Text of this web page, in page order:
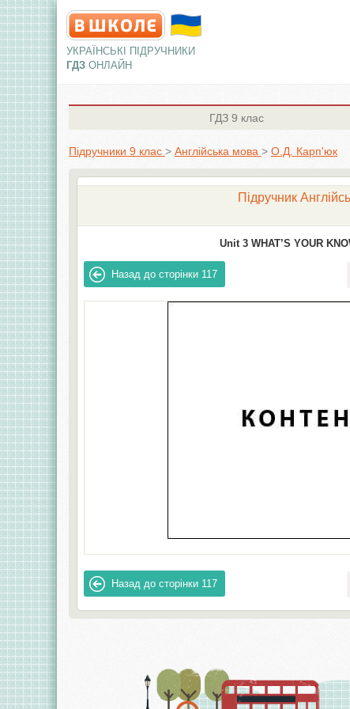
УКРАЇНСЬКІ ПІДРУЧНИКИ
ГДЗ ОНЛАЙН
ГДЗ 9 клас
Підручники 9 клас > Англiйська мова > О.Д. Карп'юк
Підручник
Unit 3 WHAT’S YOUR
Назад до сторінки 117
Назад до сторінки 117